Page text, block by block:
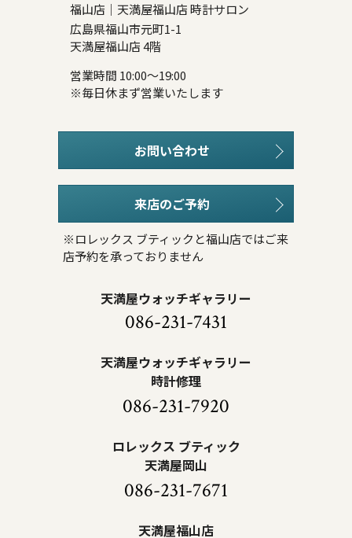
福山店｜天満屋福山店 時計サロン
広島県福山市元町1-1
天満屋福山店 4階
営業時間 10:00～19:00
※毎日休まず営業いたします
お問い合わせ
来店のご予約
※ロレックス ブティックと福山店ではご来
店予約を承っておりません
天満屋ウォッチギャラリー
086-231-7431
天満屋ウォッチギャラリー
時計修理
086-231-7920
ロレックス ブティック
天満屋岡山
086-231-7671
天満屋福山店